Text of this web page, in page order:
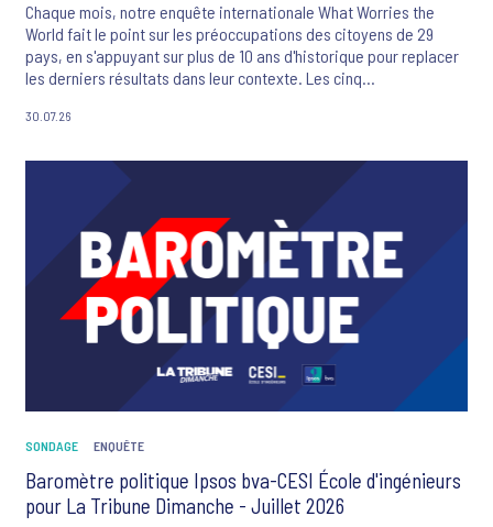
Chaque mois, notre enquête internationale What Worries the
World fait le point sur les préoccupations des citoyens de 29
pays, en s'appuyant sur plus de 10 ans d'historique pour replacer
les derniers résultats dans leur contexte. Les cinq
criminalité et la violence, le changement climatique, l'inflation, le
30.07.26
SONDAGE ENQUÊTE
Baromètre politique Ipsos bva-CESI École d'ingénieurs
pour La Tribune Dimanche - Juillet 2026